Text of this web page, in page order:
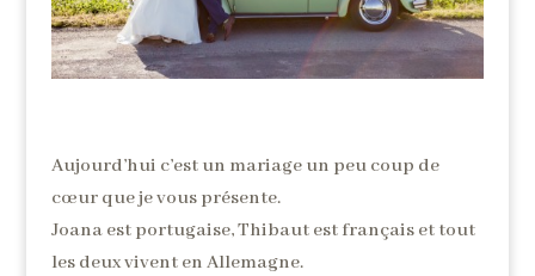
Aujourd’hui c’est un mariage un peu coup de
cœur que je vous présente.
Joana est portugaise, Thibaut est français et tout
les deux vivent en Allemagne.